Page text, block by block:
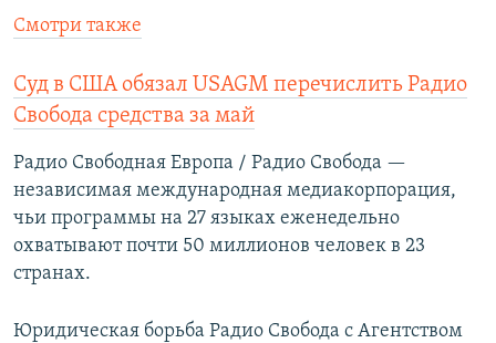
Смотри также
Суд в США обязал USAGM перечислить Радио
Свобода средства за май
Радио Свободная Европа / Радио Свобода —
независимая международная медиакорпорация,
чьи программы на 27 языках еженедельно
охватывают почти 50 миллионов человек в 23
странах.
Юридическая борьба Радио Свобода с Агентством